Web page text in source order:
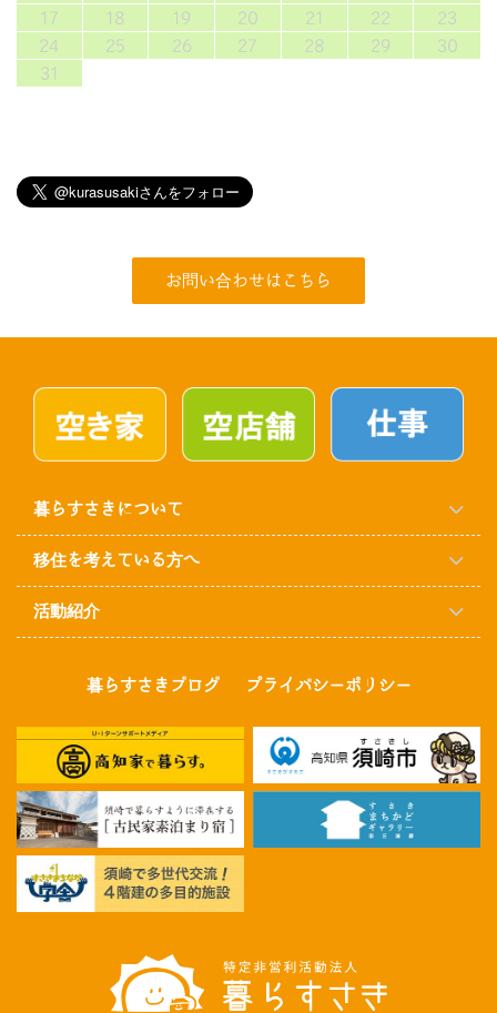
17
18 19 20 21 22
23
24
25 26 27 28 29
30
31
お問い合わせはこちら
暮らすさきについて
移住を考えている方へ
活動紹介
暮らすさきブログ プライバシーポリシー